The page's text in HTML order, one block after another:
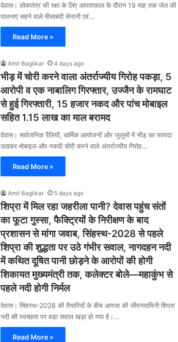
देवास। लोकतंत्र की रक्षा के लिए आपातकाल के दौरान 19 माह तक जेल की
यातनाएं सहने वाले मीसाबंदी सेनानी एवं…
Read More »
Amit Baglikar 4 days ago
भीड़ में चोरी करने वाला अंतर्राज्यीय गिरोह पकड़ा, 5
आरोपी व एक नाबालिग गिरफ्तार, उज्जैन के रामघाट
से हुई गिरफ्तारी, 15 हजार नकद और पांच मोबाइल
सहित 1.15 लाख का माल बरामद
देवास। सार्वजनिक रैलियों, धार्मिक आयोजनों और जुलूसों में भीड़ का फायदा
उठाकर मोबाइल और नकदी चोरी करने वाले अंतर्राज्यीय गिरोह…
Read More »
Amit Baglikar 5 days ago
शिप्रा में मिल रहा जहरीला पानी? देवास पहुंच संतों
का फूटा गुस्सा, फैक्ट्रियों के निरीक्षण के बाद
प्रशासन से मांगा जवाब, सिंहस्थ-2028 से पहले
शिप्रा की शुद्धता पर उठे गंभीर सवाल, नागदहन नदी
में कथित दूषित पानी छोड़ने के आरोपों की होगी
शिकायत मुख्यमंत्री तक, कलेक्टर बोले—महाकुंभ से
पहले नदी होगी निर्मल
देवास। सिंहस्थ-2028 की तैयारियों के बीच आस्था की जीवनदायिनी शिप्रा
नदी की स्वच्छता पर बड़ा सवाल खड़ा हो गया है।…
Read More »